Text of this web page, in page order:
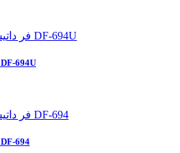
فر داتیس توکار برقی مدل DF-694U
فر داتیس توکار برقی مدل DF-694